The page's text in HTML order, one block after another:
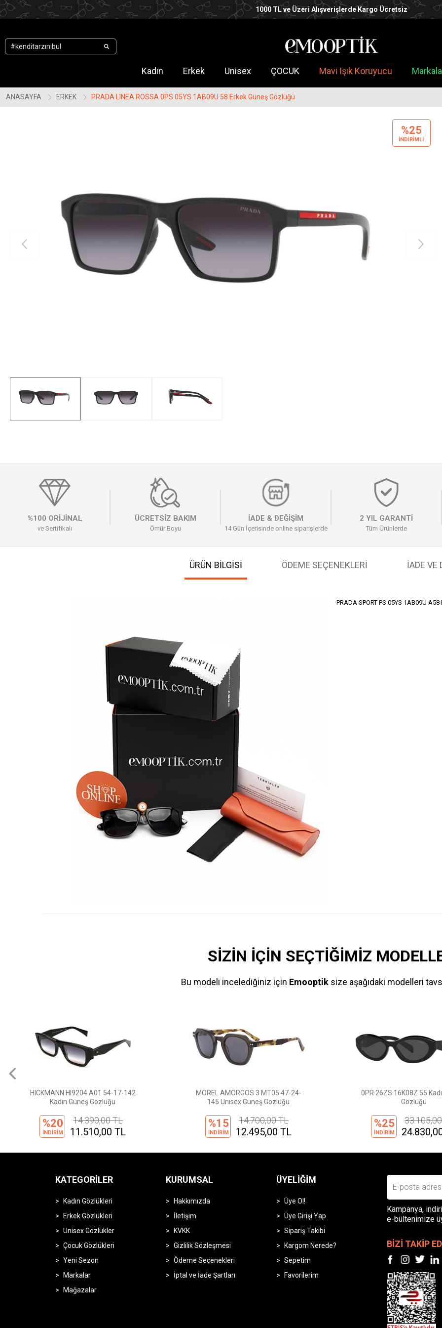
1000 TL ve Üzeri Alışverişlerde Kargo Ücretsiz
Kadın Erkek Unisex ÇOCUK Mavi Işık Koruyucu
ANASAYFA ERKEK PRADA LINEA ROSSA 0PS 05YS 1AB09U 58 Erkek Güneş Gözlüğü
%25
INDIRIMLI
%100 ORİJİNAL
ve Sertifikalı
ÜCRETSİZ BAKIM
Ömür Boyu
İADE & DEĞİŞİM
14 Gün İçerisinde online siparişlerde
2 YIL GARANTİ
Tüm Ürünlerde
ÜRÜN BİLGİSİ ÖDEME SEÇENEKLERI İADE VE
PRADA SPORT PS 05YS 1AB09U
SİZİN İÇİN SEÇTİĞİMİZ
Bu modeli incelediğiniz için Emooptik size aşağıdaki modelleri
MOREL AMORGOS 3 MT05 47-24-
145 Unısex Güneş Gözlüğü
%15
İNDİRİM
14.700,00 TL
12.495,00 TL
0PR 26ZS 16K08Z 55 Kadın Güneş
Gözlüğü
%25
İNDİRİM
33.105,00 TL
24.830,00 TL
GUSTO MS115 C12 49-20-
Güneş Gözlüğü
%25
İNDİRİM
1.665,00
KATEGORILER
Kadın Gözlükleri
Erkek Gözlükleri
Unisex Gözlükler
Çocuk Gözlükleri
Yeni Sezon
Markalar
Mağazalar
KURUMSAL
Hakkımızda
İletişim
KVKK
Gizlilik Sözleşmesi
Ödeme Seçenekleri
İptal ve İade Şartları
ÜYELIĞIM
Üye Ol!
Üye Girişi Yap
Sipariş Takibi
Kargom Nerede?
Sepetim
Favorilerim
Kampanya,
e-bültenimize
BİZİ TAKİP